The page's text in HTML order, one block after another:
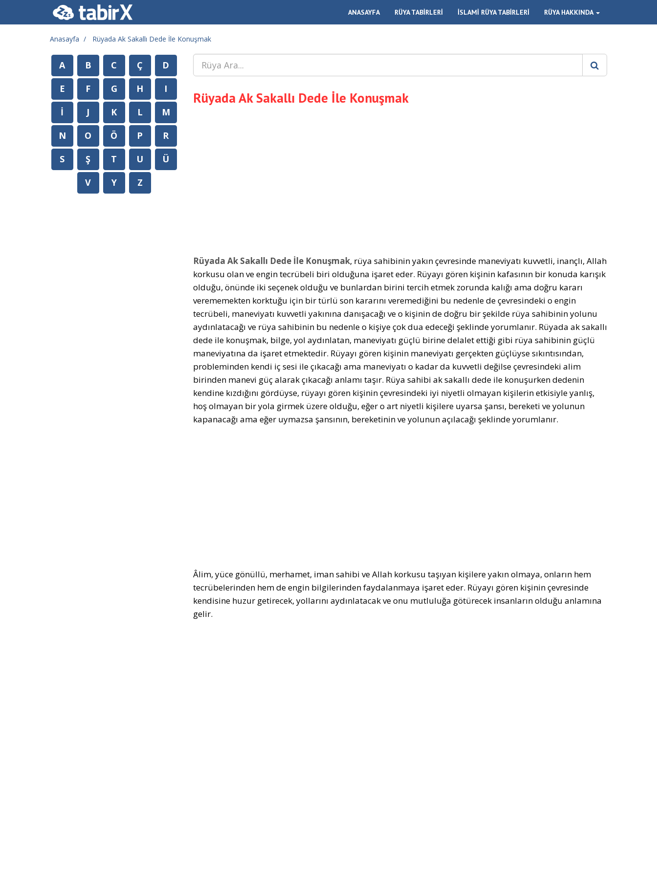
ANASAYFA RÜYA TABİRLERİ İSLAMİ RÜYA TABİRLERİ RÜYA HAKKINDA
Anasayfa Rüyada Ak Sakallı Dede İle Konuşmak
Rüyada Ak Sakallı Dede İle Konuşmak
Rüyada Ak Sakallı Dede İle Konuşmak, rüya sahibinin yakın çevresinde maneviyatı kuvvetli, inançlı, Allah
korkusu olan ve engin tecrübeli biri olduğuna işaret eder. Rüyayı gören kişinin kafasının bir konuda karışık
olduğu, önünde iki seçenek olduğu ve bunlardan birini tercih etmek zorunda kalığı ama doğru kararı
verememekten korktuğu için bir türlü son kararını veremediğini bu nedenle de çevresindeki o engin
tecrübeli, maneviyatı kuvvetli yakınına danışacağı ve o kişinin de doğru bir şekilde rüya sahibinin yolunu
aydınlatacağı ve rüya sahibinin bu nedenle o kişiye çok dua edeceği şeklinde yorumlanır. Rüyada ak sakallı
dede ile konuşmak, bilge, yol aydınlatan, maneviyatı güçlü birine delalet ettiği gibi rüya sahibinin güçlü
maneviyatına da işaret etmektedir. Rüyayı gören kişinin maneviyatı gerçekten güçlüyse sıkıntısından,
probleminden kendi iç sesi ile çıkacağı ama maneviyatı o kadar da kuvvetli değilse çevresindeki alim
birinden manevi güç alarak çıkacağı anlamı taşır. Rüya sahibi ak sakallı dede ile konuşurken dedenin
kendine kızdığını gördüyse, rüyayı gören kişinin çevresindeki iyi niyetli olmayan kişilerin etkisiyle yanlış,
hoş olmayan bir yola girmek üzere olduğu, eğer o art niyetli kişilere uyarsa şansı, bereketi ve yolunun
kapanacağı ama eğer uymazsa şansının, bereketinin ve yolunun açılacağı şeklinde yorumlanır.
Âlim, yüce gönüllü, merhamet, iman sahibi ve Allah korkusu taşıyan kişilere yakın olmaya, onların hem
tecrübelerinden hem de engin bilgilerinden faydalanmaya işaret eder. Rüyayı gören kişinin çevresinde
kendisine huzur getirecek, yollarını aydınlatacak ve onu mutluluğa götürecek insanların olduğu anlamına
gelir.
A B C Ç
D
E
F G H
I
İ
J K L
M
N
O Ö P
R
S
Ş T U
Ü
V
Y Z